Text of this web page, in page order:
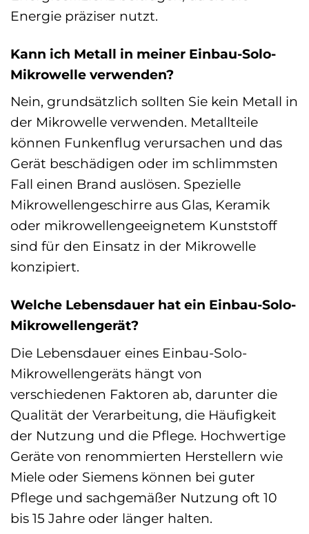
Energie präziser nutzt.
Kann ich Metall in meiner Einbau-Solo-
Mikrowelle verwenden?
Nein, grundsätzlich sollten Sie kein Metall in
der Mikrowelle verwenden. Metallteile
können Funkenflug verursachen und das
Gerät beschädigen oder im schlimmsten
Fall einen Brand auslösen. Spezielle
Mikrowellengeschirre aus Glas, Keramik
oder mikrowellengeeignetem Kunststoff
sind für den Einsatz in der Mikrowelle
konzipiert.
Welche Lebensdauer hat ein Einbau-Solo-
Mikrowellengerät?
Die Lebensdauer eines Einbau-Solo-
Mikrowellengeräts hängt von
verschiedenen Faktoren ab, darunter die
Qualität der Verarbeitung, die Häufigkeit
der Nutzung und die Pflege. Hochwertige
Geräte von renommierten Herstellern wie
Miele oder Siemens können bei guter
Pflege und sachgemäßer Nutzung oft 10
bis 15 Jahre oder länger halten.